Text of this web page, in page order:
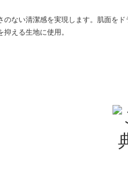
ない清潔感を実現します。肌面を
える生地に使用。